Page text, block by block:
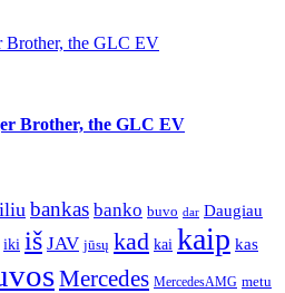
Brother, the GLC EV
Brother, the GLC EV
bankas banko buvo dar Daugiau
iki iš JAV jūsų kad kai kaip kas
Mercedes MercedesAMG metu